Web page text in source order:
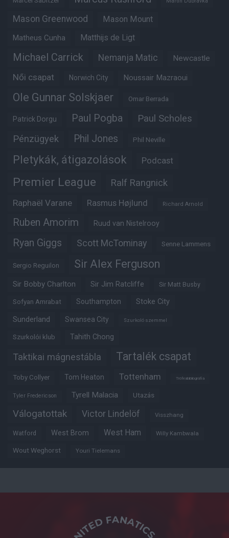
Mason Greenwood Mason Mount
Matheus Cunha Matthijs de Ligt
Michael Carrick Nemanja Matic Newcastle
Női csapat Norwich City Noussair Mazraoui
Ole Gunnar Solskjaer Omar Berrada
Patrick Dorgu Paul Pogba Paul Scholes
Pénzügyek Phil Jones Phil Neville
Pletykák, átigazolások Podcast
Premier League Ralf Rangnick
Raphaël Varane Rasmus Højlund Richard Arnold
Ruben Amorim Ruud van Nistelrooy
Ryan Giggs Scott McTominay Senne Lammens
Sergio Reguilon Sir Alex Ferguson
Sir Bobby Charlton Sir Jim Ratcliffe Sir Matt Busby
Sofyan Amrabat Southampton Stoke City
Sunderland Swansea City Szurkoló szemmel
Szurkolói klub Tahith Chong
Taktikai mágnestábla Tartalék csapat
Toby Collyer Tom Heaton Tottenham Trófeabibliográfia
Tyler Fredericson Tyrell Malacia Utazás
Válogatottak Victor Lindelöf Visszhang
Watford West Brom West Ham Willy Kambwala
Wout Weghorst Youri Tielemans